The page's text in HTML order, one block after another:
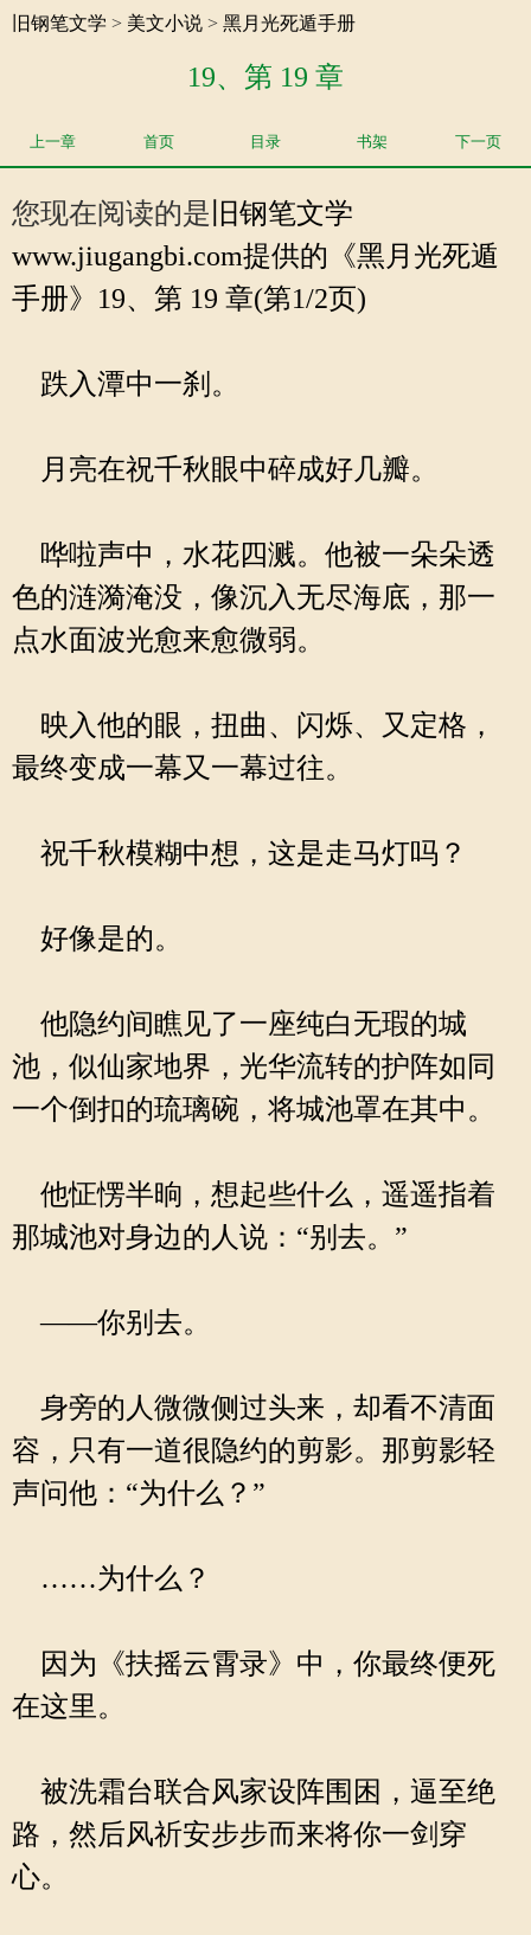
旧钢笔文学 > 美文小说 > 黑月光死遁手册
19、第 19 章
上一章 首页 目录 书架 下一页
您现在阅读的是 旧钢笔文学
www.jiugangbi.com提供的《黑月光死遁
手册》19、第 19 章(第1/2页)
跌入潭中一刹。
月亮在祝千秋眼中碎成好几瓣。
哗啦声中，水花四溅。他被一朵朵透
色的涟漪淹没，像沉入无尽海底，那一
点水面波光愈来愈微弱。
映入他的眼，扭曲、闪烁、又定格，
最终变成一幕又一幕过往。
祝千秋模糊中想，这是走马灯吗？
好像是的。
他隐约间瞧见了一座纯白无瑕的城
池，似仙家地界，光华流转的护阵如同
一个倒扣的琉璃碗，将城池罩在其中。
他怔愣半晌，想起些什么，遥遥指着
那城池对身边的人说：“别去。”
——你别去。
身旁的人微微侧过头来，却看不清面
容，只有一道很隐约的剪影。那剪影轻
声问他：“为什么？”
……为什么？
因为《扶摇云霄录》中，你最终便死
在这里。
被洗霜台联合风家设阵围困，逼至绝
路，然后风祈安步步而来将你一剑穿
心。